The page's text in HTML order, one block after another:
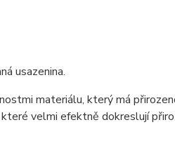
usazenina.
materiálu, který má
velmi efektně dokreslují